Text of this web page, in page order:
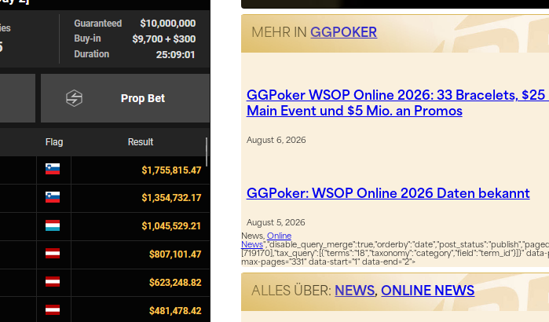
MEHR INGGPOKER
GGPoker WSOP Online 2026: 33 Bracelets, $25
Main Event und $5 Mio. an Promos
August 6, 2026
GGPoker: WSOP Online 2026 Daten bekannt
August 5, 2026
News, Online
News
[719170],"tax_query":[{"terms":"18","taxonomy":"category","field":"term_id"}]}"
max-pages="331" data-start="1" data-end="2">
ALLES ÜBER: NEWS,ONLINE NEWS